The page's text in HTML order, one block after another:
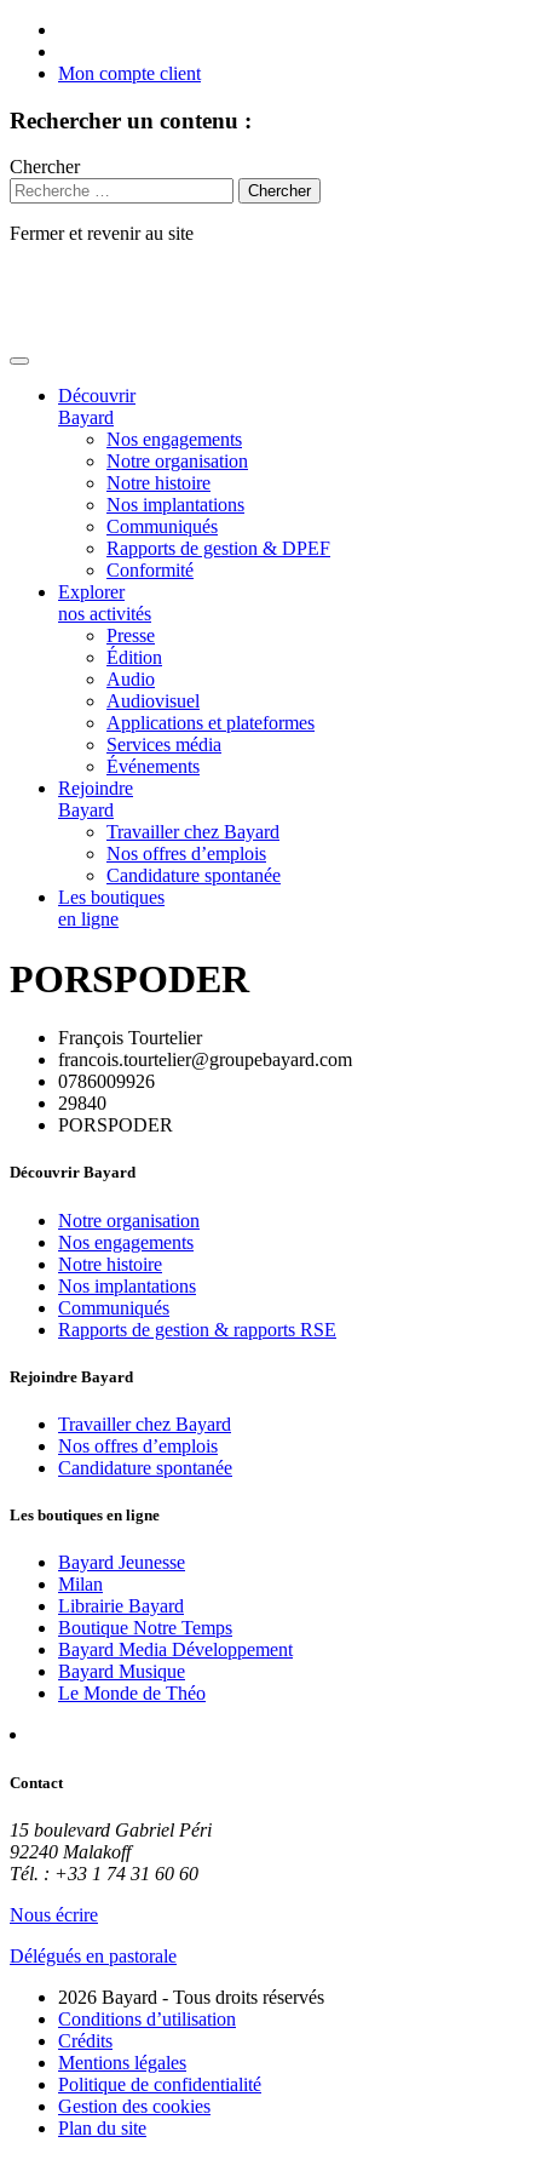
Mon compte client
Rechercher un contenu :
Chercher
Fermer et revenir au site
Découvrir
Bayard
Nos engagements
Notre organisation
Notre histoire
Nos implantations
Communiqués
Rapports de gestion & DPEF
Conformité
Explorer
nos activités
Presse
Édition
Audio
Audiovisuel
Applications et plateformes
Services média
Événements
Rejoindre
Bayard
Travailler chez Bayard
Nos offres d’emplois
Candidature spontanée
Les boutiques
en ligne
PORSPODER
François Tourtelier
francois.tourtelier@groupebayard.com
0786009926
29840
PORSPODER
Découvrir Bayard
Notre organisation
Nos engagements
Notre histoire
Nos implantations
Communiqués
Rapports de gestion & rapports RSE
Rejoindre Bayard
Travailler chez Bayard
Nos offres d’emplois
Candidature spontanée
Les boutiques en ligne
Bayard Jeunesse
Milan
Librairie Bayard
Boutique Notre Temps
Bayard Media Développement
Bayard Musique
Le Monde de Théo
Contact
15 boulevard Gabriel Péri
92240 Malakoff
Tél. : +33 1 74 31 60 60
Nous écrire
Délégués en pastorale
2026 Bayard - Tous droits réservés
Conditions d’utilisation
Crédits
Mentions légales
Politique de confidentialité
Gestion des cookies
Plan du site